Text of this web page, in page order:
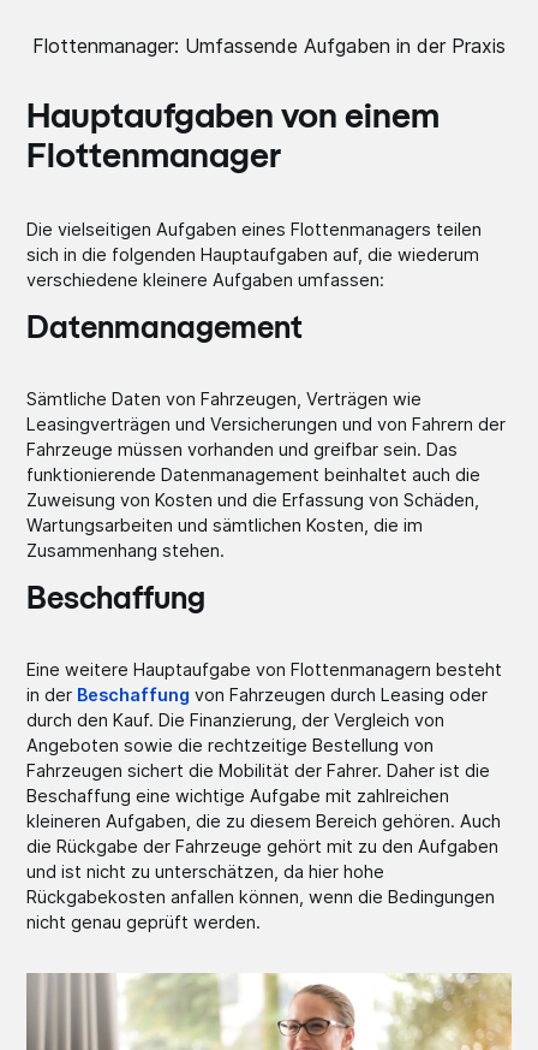
Flottenmanager: Umfassende Aufgaben in der Praxis
Hauptaufgaben von einem
Flottenmanager
Die vielseitigen Aufgaben eines Flottenmanagers teilen
sich in die folgenden Hauptaufgaben auf, die wiederum
verschiedene kleinere Aufgaben umfassen:
Datenmanagement
Sämtliche Daten von Fahrzeugen, Verträgen wie
Leasingverträgen und Versicherungen und von Fahrern der
Fahrzeuge müssen vorhanden und greifbar sein. Das
funktionierende Datenmanagement beinhaltet auch die
Zuweisung von Kosten und die Erfassung von Schäden,
Wartungsarbeiten und sämtlichen Kosten, die im
Zusammenhang stehen.
Beschaffung
Eine weitere Hauptaufgabe von Flottenmanagern besteht
in der Beschaffung von Fahrzeugen durch Leasing oder
durch den Kauf. Die Finanzierung, der Vergleich von
Angeboten sowie die rechtzeitige Bestellung von
Fahrzeugen sichert die Mobilität der Fahrer. Daher ist die
Beschaffung eine wichtige Aufgabe mit zahlreichen
kleineren Aufgaben, die zu diesem Bereich gehören. Auch
die Rückgabe der Fahrzeuge gehört mit zu den Aufgaben
und ist nicht zu unterschätzen, da hier hohe
Rückgabekosten anfallen können, wenn die Bedingungen
nicht genau geprüft werden.